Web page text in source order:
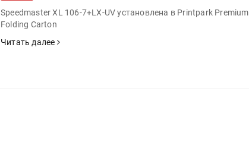
Speedmaster XL 106-7+LX-UV установлена в Printpark Premium
Folding Carton
Читать далее